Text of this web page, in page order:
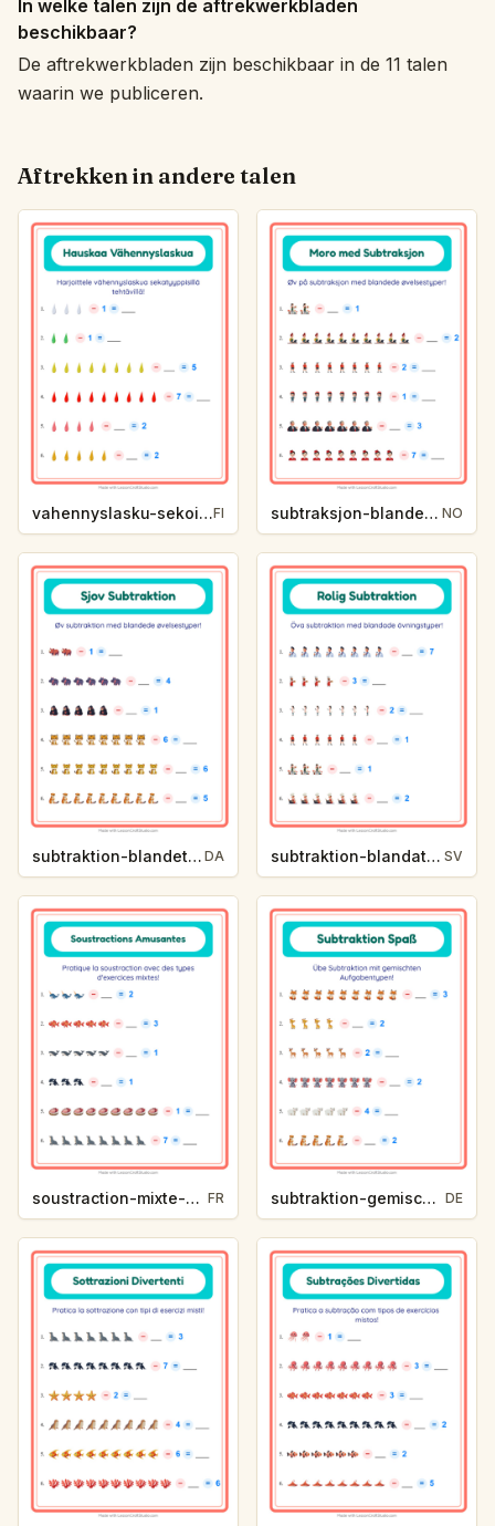
In welke talen zijn de aftrekwerkbladen
beschikbaar?
De aftrekwerkbladen zijn beschikbaar in de 11 talen
waarin we publiceren.
Aftrekken in andere talen
vahennyslasku-sekoitettu-varit-ffe5FI subtraksjon-blandet-yrker-c8e6 NO
subtraktion-blandet-zoodyr-3302 DA subtraktion-blandat-yrken-02a3 SV
soustraction-mixte-vie-oceanique-f2d3 FR subtraktion-gemischt-zootiere-c973 DE